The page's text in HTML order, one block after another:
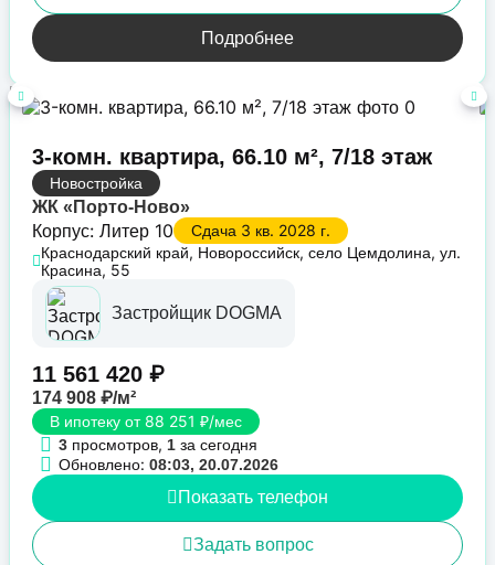
Подробнее
3-комн. квартира, 66.10 м², 7/18 этаж
Новостройка
ЖК «Порто-Ново»
Корпус: Литер 10
Сдача 3 кв. 2028 г.
Краснодарский край, Новороссийск, село Цемдолина, ул.
Красина, 55
Застройщик DOGMA
11 561 420 ₽
174 908 ₽/м²
В ипотеку от 88 251 ₽/мес
3 просмотров, 1 за сегодня
Обновлено: 08:03, 20.07.2026
Показать телефон
Задать вопрос